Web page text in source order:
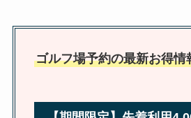
ゴルフ場予約の最新お得情